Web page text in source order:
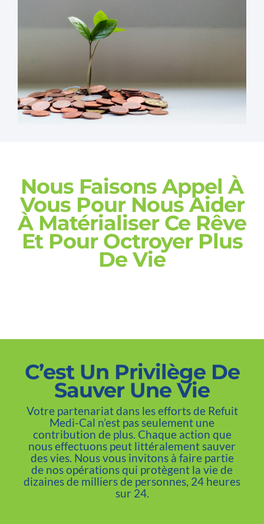
Nous Faisons Appel À
Vous Pour Nous Aider
À Matérialiser Ce Rêve
Et Pour Octroyer Plus
De Vie
C’est Un Privilège De
Sauver Une Vie
Votre partenariat dans les efforts de Refuit
Medi-Cal n’est pas seulement une
contribution de plus. Chaque action que
nous effectuons peut littéralement sauver
des vies. Nous vous invitons à faire partie
de nos opérations qui protègent la vie de
dizaines de milliers de personnes, 24 heures
sur 24.